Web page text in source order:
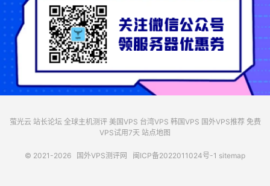
萤光云 站长论坛 全球主机测评 美国VPS 台湾VPS 韩国VPS 国外VPS推荐 免费
VPS试用7天 站点地图
© 2021-2026 国外VPS测评网 闽ICP备2022011024号-1 sitemap